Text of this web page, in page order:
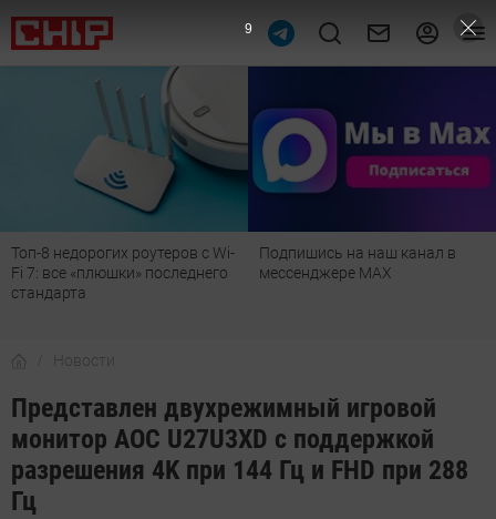
Топ-8 недорогих роутеров с Wi-
Fi 7: все «плюшки» последнего
стандарта
Подпишись на наш канал в
мессенджере МАХ
Новости
Представлен двухрежимный игровой
монитор AOC U27U3XD с поддержкой
разрешения 4K при 144 Гц и FHD при 288
Гц
8